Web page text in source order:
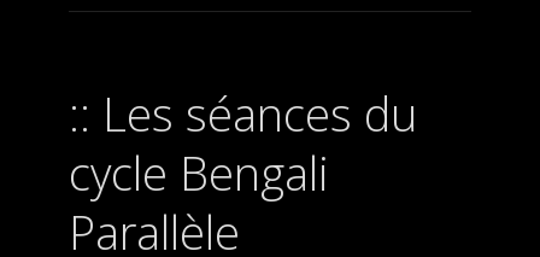
Les séances du
cycle Bengali
Parallèle